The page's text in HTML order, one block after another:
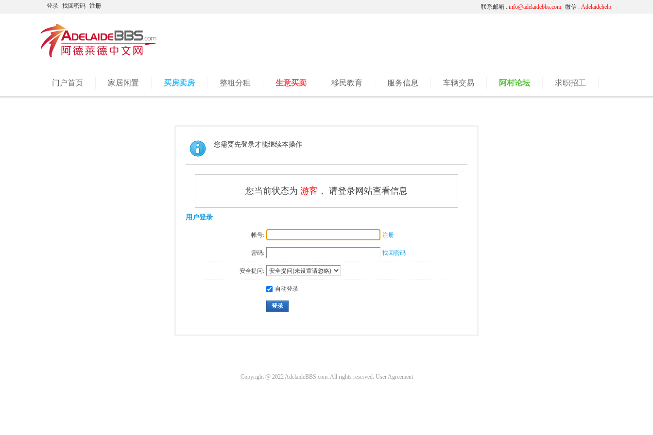
登录 找回密码 注册 微信 : Adelaidehelp
联系邮箱 : info@adelaidebbs.com
门户首页 家居闲置 买房卖房 整租分租 生意买卖 移民教育 服务信息 车辆交易 阿村论坛 求职招工
您需要先登录才能继续本操作
您当前状态为 游客 ， 请登录网站查看信息
用户登录
帐号: 注册
密码: 找回密码
安全提问:
自动登录
登录
Copyright @ 2022 AdelaideBBS.com. All rights reserved. User Agreement